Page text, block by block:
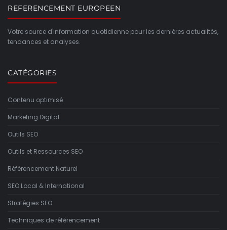
REFERENCEMENT EUROPEEN
Votre source d'information quotidienne pour les dernières actualités,
tendances et analyses.
CATÉGORIES
Contenu optimisé
Marketing Digital
Outils SEO
Outils et Ressources SEO
Référencement Naturel
SEO Local & International
Stratégies SEO
Techniques de référencement